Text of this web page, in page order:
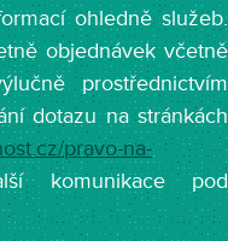
ohledně služeb.
objednávek včetně
prostřednictvím
dotazu na stránkách
pravo-na-
komunikace pod